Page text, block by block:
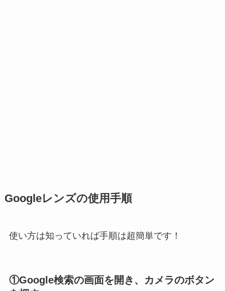
Googleレンズの使用手順
使い方は知っていれば手順は超簡単です！
①Google検索の画面を開き、カメラのボタン